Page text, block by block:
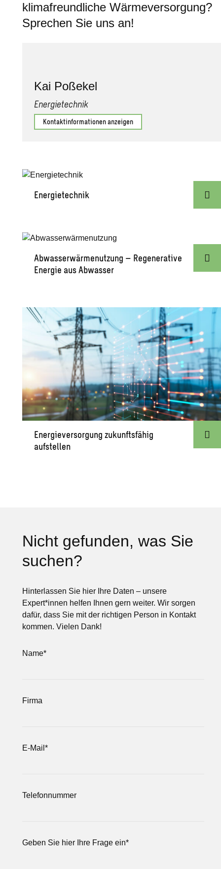
klimafreundliche Wärmeversorgung?
Sprechen Sie uns an!
Kai Poßekel
Energietechnik
Kontaktinformationen anzeigen
Energietechnik
Abwasserwärmenutzung – Regenerative
Energie aus Abwasser
Energieversorgung zukunftsfähig
aufstellen
Nicht gefunden, was Sie
suchen?
Hinterlassen Sie hier Ihre Daten – unsere
Expert*innen helfen Ihnen gern weiter. Wir sorgen
dafür, dass Sie mit der richtigen Person in Kontakt
kommen. Vielen Dank!
Name*
Firma
E-Mail*
Telefonnummer
Geben Sie hier Ihre Frage ein*